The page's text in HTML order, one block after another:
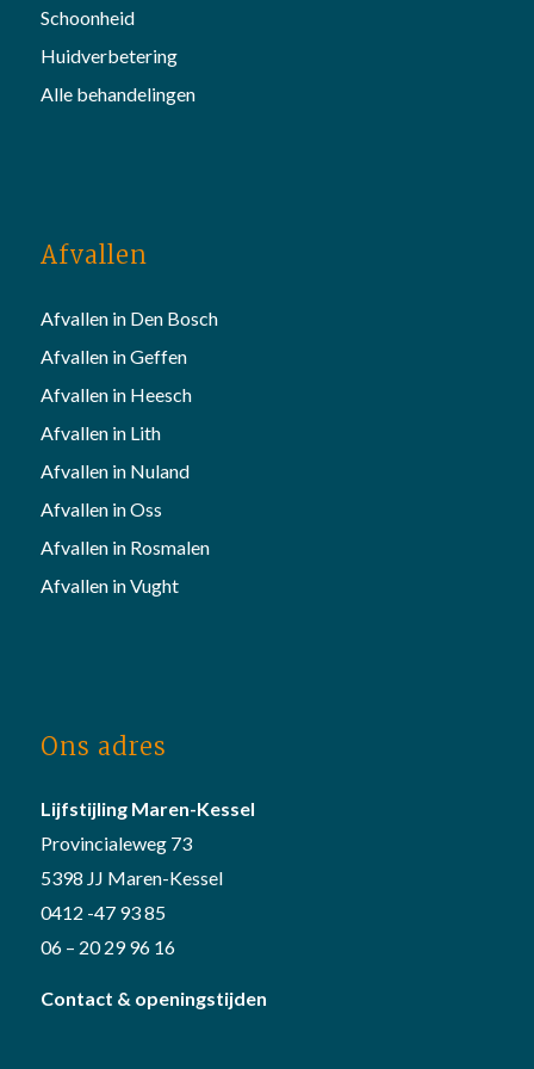
Schoonheid
Huidverbetering
Alle behandelingen
Afvallen
Afvallen in Den Bosch
Afvallen in Geffen
Afvallen in Heesch
Afvallen in Lith
Afvallen in Nuland
Afvallen in Oss
Afvallen in Rosmalen
Afvallen in Vught
Ons adres
Lijfstijling Maren-Kessel
Provincialeweg 73
5398 JJ Maren-Kessel
0412 -47 93 85
06 – 20 29 96 16
Contact & openingstijden